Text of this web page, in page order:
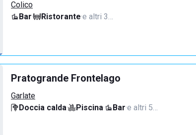
Colico
Bar· Ristorante·e altri 3…
Pratogrande Frontelago
Garlate
Doccia calda· Piscina· Bar·e altri 5…